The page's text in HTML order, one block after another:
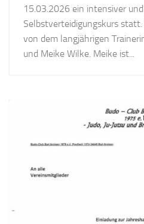
15.03.2026 ein intensiver
Selbstverteidigungskurs
von dem langjährigen
und Meike Wilke. Meike ist...